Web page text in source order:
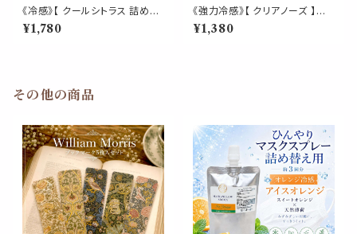
《冷感》【 クールシトラス 詰め替
え用 70ml 】マスク & ピロー ア
ロマ｜レモンコールドプレスト
¥1,780
《強力冷感》【 クリアノーズ 】マ
スク & ピロー アロマ 20ml｜
北海道ハッカ ユーカリ ペパーミ
¥1,380
その他の商品